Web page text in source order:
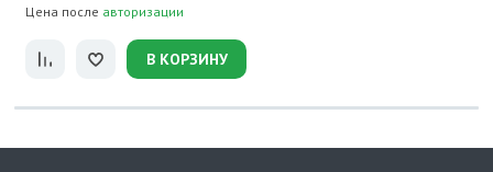
Цена после авторизации
В КОРЗИНУ